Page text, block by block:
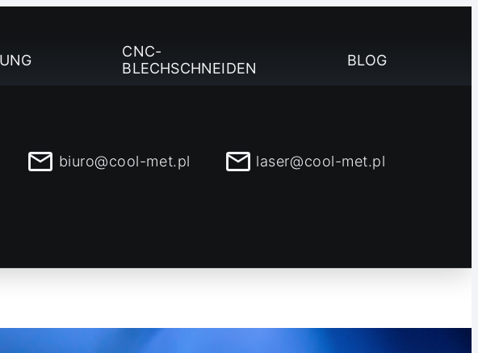
CNC-
BLECHSCHNEIDEN
BLOG
biuro@cool-met.pl laser@cool-met.pl